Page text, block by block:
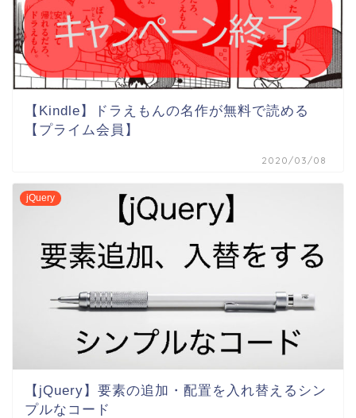
【Kindle】ドラえもんの名作が無料で読める
【プライム会員】
2020/03/08
jQuery
【jQuery】要素の追加・配置を入れ替えるシン
プルなコード